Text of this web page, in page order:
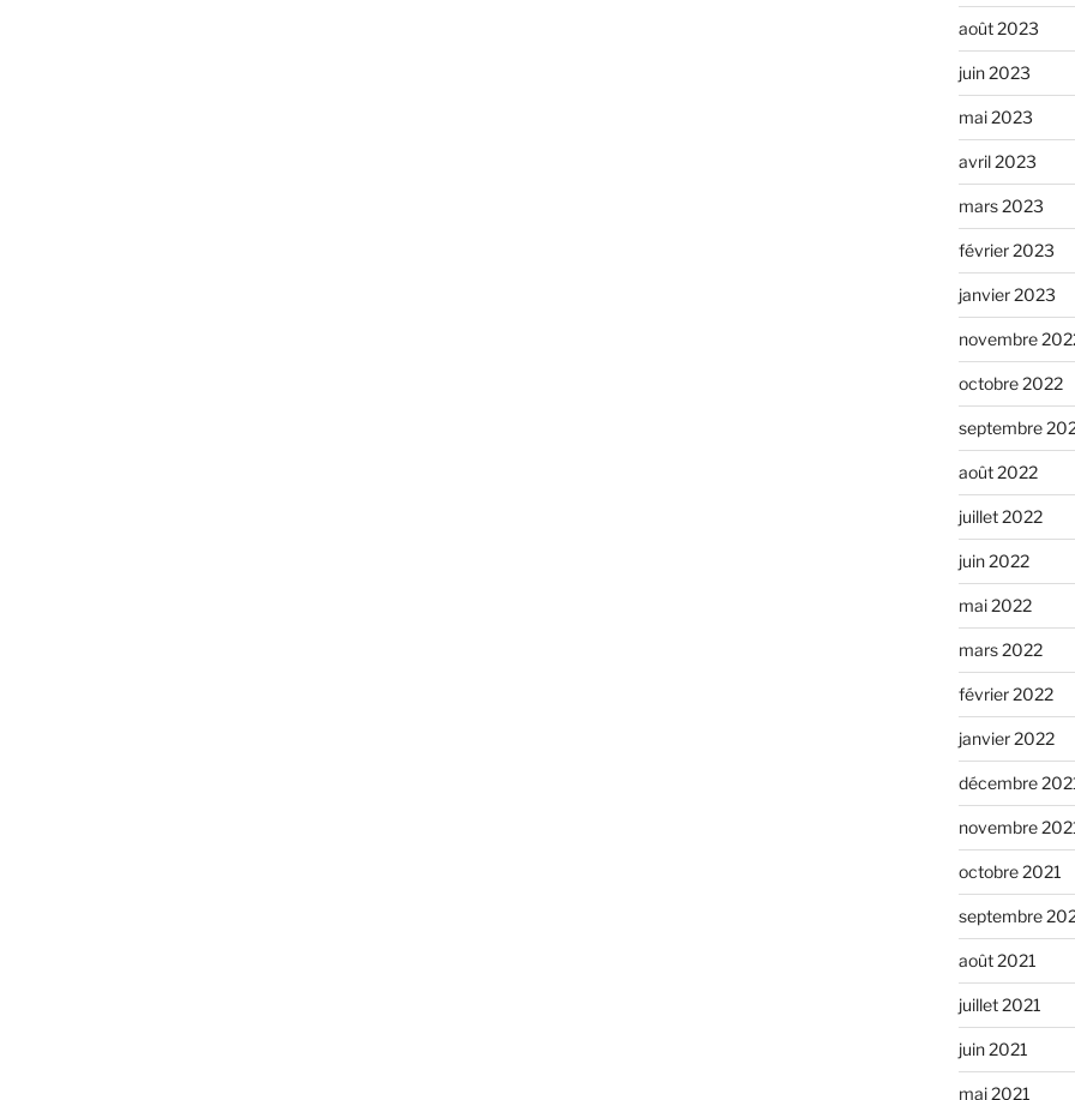
août 2023
juin 2023
mai 2023
avril 2023
mars 2023
février 2023
janvier 2023
novembre
octobre 2022
septembre
août 2022
juillet 2022
juin 2022
mai 2022
mars 2022
février 2022
janvier 2022
décembre
novembre
octobre 2021
septembre
août 2021
juillet 2021
juin 2021
mai 2021